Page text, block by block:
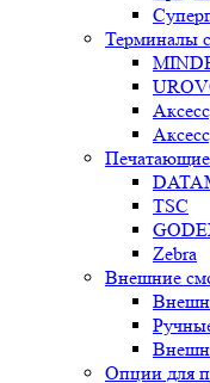
Терминалы
TSC
Zebra
Внешние
Опции для